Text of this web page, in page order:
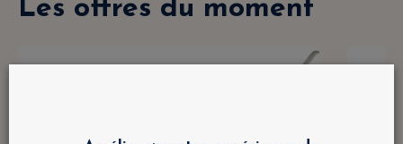
Les offres du moment